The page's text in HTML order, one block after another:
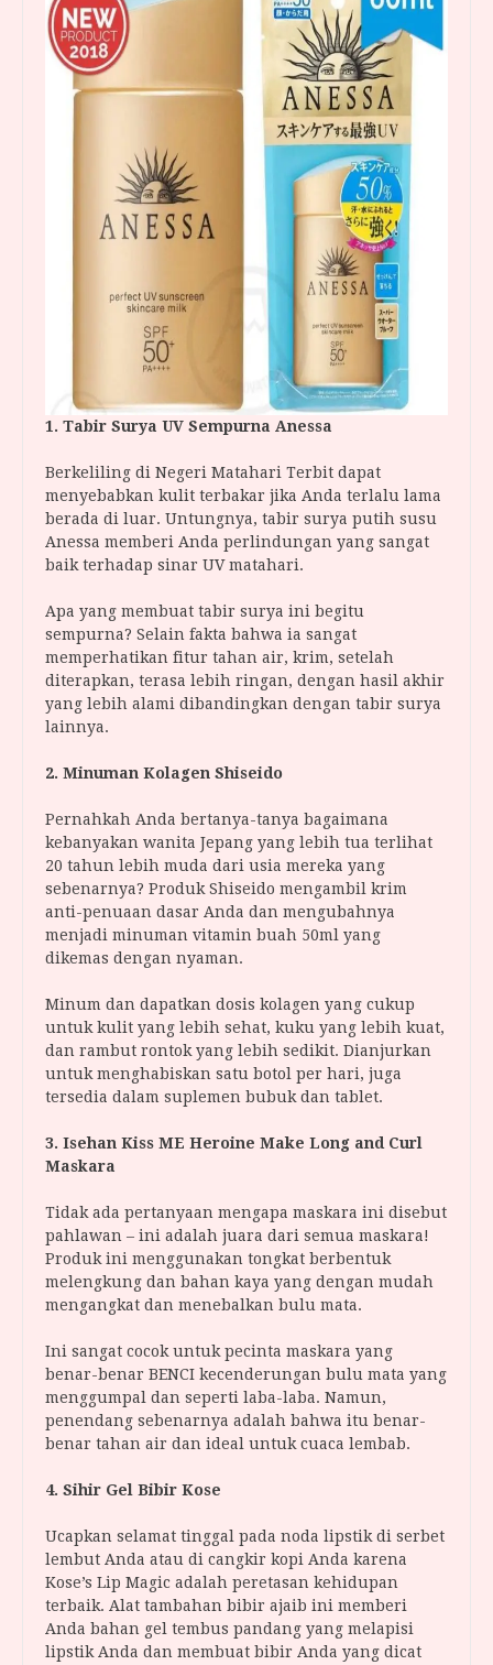
1. Tabir Surya UV Sempurna Anessa
Berkeliling di Negeri Matahari Terbit dapat
menyebabkan kulit terbakar jika Anda terlalu lama
berada di luar. Untungnya, tabir surya putih susu
Anessa memberi Anda perlindungan yang sangat
baik terhadap sinar UV matahari.
Apa yang membuat tabir surya ini begitu
sempurna? Selain fakta bahwa ia sangat
memperhatikan fitur tahan air, krim, setelah
diterapkan, terasa lebih ringan, dengan hasil akhir
yang lebih alami dibandingkan dengan tabir surya
lainnya.
2. Minuman Kolagen Shiseido
Pernahkah Anda bertanya-tanya bagaimana
kebanyakan wanita Jepang yang lebih tua terlihat
20 tahun lebih muda dari usia mereka yang
sebenarnya? Produk Shiseido mengambil krim
anti-penuaan dasar Anda dan mengubahnya
menjadi minuman vitamin buah 50ml yang
dikemas dengan nyaman.
Minum dan dapatkan dosis kolagen yang cukup
untuk kulit yang lebih sehat, kuku yang lebih kuat,
dan rambut rontok yang lebih sedikit. Dianjurkan
untuk menghabiskan satu botol per hari, juga
tersedia dalam suplemen bubuk dan tablet.
3. Isehan Kiss ME Heroine Make Long and Curl
Maskara
Tidak ada pertanyaan mengapa maskara ini disebut
pahlawan – ini adalah juara dari semua maskara!
Produk ini menggunakan tongkat berbentuk
melengkung dan bahan kaya yang dengan mudah
mengangkat dan menebalkan bulu mata.
Ini sangat cocok untuk pecinta maskara yang
benar-benar BENCI kecenderungan bulu mata yang
menggumpal dan seperti laba-laba. Namun,
penendang sebenarnya adalah bahwa itu benar-
benar tahan air dan ideal untuk cuaca lembab.
4. Sihir Gel Bibir Kose
Ucapkan selamat tinggal pada noda lipstik di serbet
lembut Anda atau di cangkir kopi Anda karena
Kose’s Lip Magic adalah peretasan kehidupan
terbaik. Alat tambahan bibir ajaib ini memberi
Anda bahan gel tembus pandang yang melapisi
lipstik Anda dan membuat bibir Anda yang dicat